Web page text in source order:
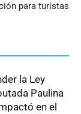
para turistas
la Ley
Paulina
en el